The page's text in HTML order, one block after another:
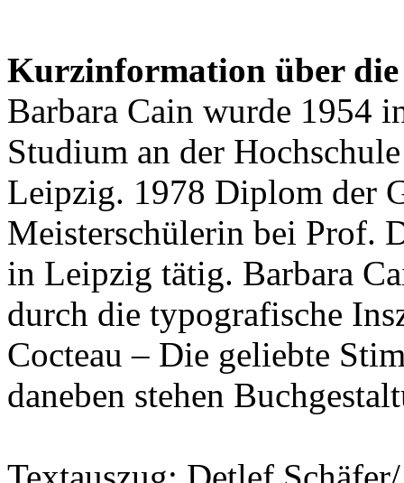
Kurzinformation über die
Barbara Cain wurde 1954
Studium an der
Leipzig. 1978 Diplom der
Meisterschülerin bei Prof.
in Leipzig tätig. Barbara
durch die typografische
Cocteau – Die geliebte
daneben stehen